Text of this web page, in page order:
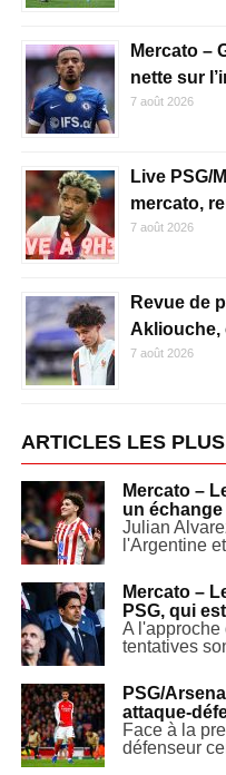
Mercato –
nette sur
7 août 2026
Live PSG/
mercato,
7 août 2026
Revue de
Akliouche,
7 août 2026
ARTICLES LES
Mercato –
un
Julian
l'Argentine
Mercato –
PSG, qui
A l'approche
tentatives
PSG/
attaque-
Face à la
défenseur